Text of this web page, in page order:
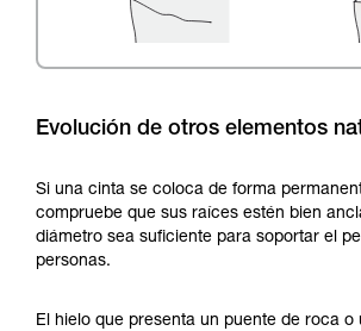
Evolución de otros elementos
Si una cinta se coloca de forma
compruebe que sus raíces estén bien
diámetro sea suficiente para soportar el
personas.
El hielo que presenta un puente de roca o